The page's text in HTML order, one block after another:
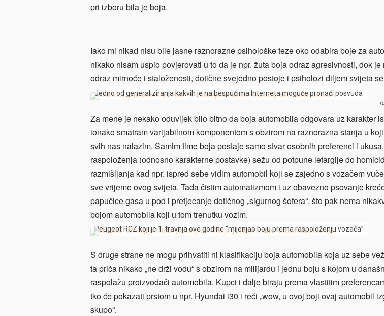
pri izboru bila je boja.
Iako mi nikad nisu bile jasne raznorazne psihološke teze oko odabira boje za
nikako nisam uspio povjerovati u to da je npr. žuta boja odraz agresivnosti, dok je
odraz mirnoće i staloženosti, dotične svejedno postoje i psiholozi diljem svijeta
Jedno od generaliziranja kakvih je na bespućima Interneta moguće pronaći posvuda
Za mene je nekako oduvijek bilo bitno da boja automobila odgovara uz karakter
ionako smatram varijabilnom komponentom s obzirom na raznorazna stanja u
svih nas nalazim. Samim time boja postaje samo stvar osobnih preferenci i
raspoloženja (odnosno karakterne postavke) sežu od potpune letargije do
razmišljanja kad npr. ispred sebe vidim automobil koji se zajedno s vozačem
sve vrijeme ovog svijeta. Tada čistim automatizmom i uz obavezno psovanje
papučice gasa u pod i pretjecanje dotičnog „sigurnog šofera“, što pak nema
bojom automobila koji u tom trenutku vozim.
Peugeot RCZ koji je 1. travnja ove godine “mijenjao boju prema raspoloženju vozača”
S druge strane ne mogu prihvatiti ni klasifikaciju boja automobila koja uz sebe
ta priča nikako „ne drži vodu“ s obzirom na milijardu i jednu boju s kojom u
raspolažu proizvođači automobila. Kupci i dalje biraju prema vlastitim
tko će pokazati prstom u npr. Hyundai i30 i reći „wow, u ovoj boji ovaj automobil
skupo“.